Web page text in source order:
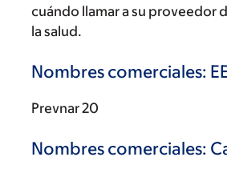
cuándo llamar a su proveedor
la salud.
Nombres comerciales:
Prevnar 20
Nombres comerciales: